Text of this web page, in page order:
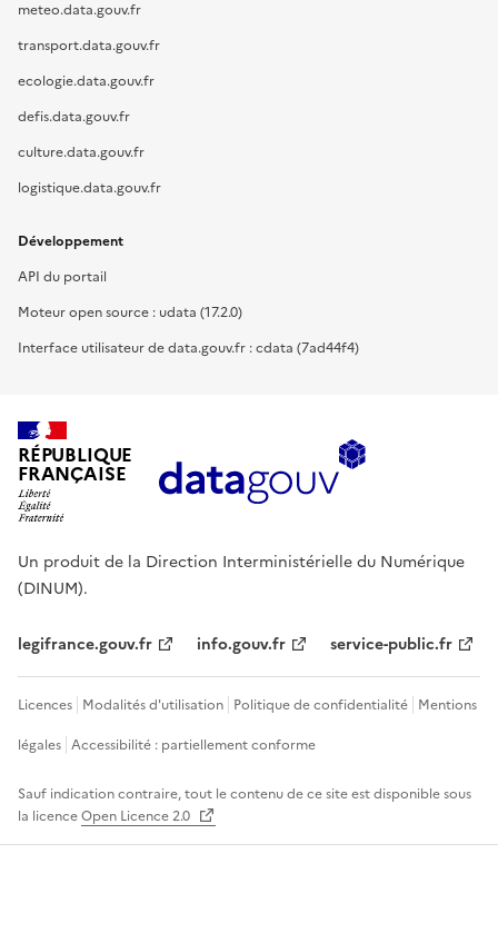
meteo.data.gouv.fr
transport.data.gouv.fr
ecologie.data.gouv.fr
defis.data.gouv.fr
culture.data.gouv.fr
logistique.data.gouv.fr
Développement
API du portail
Moteur open source : udata (17.2.0)
Interface utilisateur de data.gouv.fr : cdata (7ad44f4)
RÉPUBLIQUE
FRANÇAISE
Un produit de la Direction Interministérielle du Numérique
(DINUM).
legifrance.gouv.fr info.gouv.fr service-public.fr
Licences Modalités d'utilisation Politique de confidentialité Mentions
légales Accessibilité : partiellement conforme
Sauf indication contraire, tout le contenu de ce site est disponible sous
la licenceOpen Licence 2.0